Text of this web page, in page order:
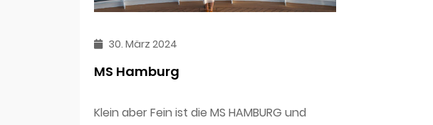
30. März 2024
MS Hamburg
Klein aber Fein ist die MS HAMBURG und